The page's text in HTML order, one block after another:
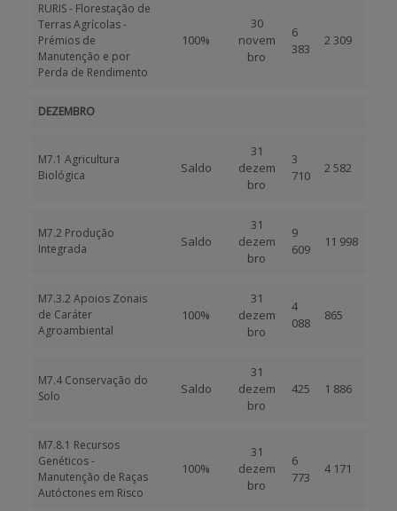
RURIS - Florestação de
Terras Agrícolas -
Prémios de
Manutenção e por
Perda de Rendimento
100%
30
novem
bro
6
383
2 309
DEZEMBRO
M7.1 Agricultura
Biológica
Saldo
31
dezem
bro
3
710
2 582
M7.2 Produção
Integrada
Saldo
31
dezem
bro
9
609
11 998
M7.3.2 Apoios Zonais
de Caráter
Agroambiental
100%
31
dezem
bro
4
088
865
M7.4 Conservação do
Solo
Saldo
31
dezem
bro
425 1 886
M7.8.1 Recursos
Genéticos -
Manutenção de Raças
Autóctones em Risco
100%
31
dezem
bro
6
773
4 171